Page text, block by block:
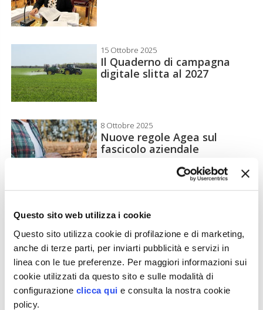
Questo sito web utilizza i cookie
Questo sito utilizza cookie di profilazione e di marketing,
anche di terze parti, per inviarti pubblicità e servizi in
linea con le tue preferenze. Per maggiori informazioni sui
cookie utilizzati da questo sito e sulle modalità di
configurazione clicca qui e consulta la nostra cookie
policy.
15 Ottobre 2025
Il Quaderno di campagna
digitale slitta al 2027
8 Ottobre 2025
Nuove regole Agea sul
fascicolo aziendale
Al via gli anticipi Pac fino
24 Settembre 2025
Importi definitivi ridotti per
gli aiuti ai bovini da carne